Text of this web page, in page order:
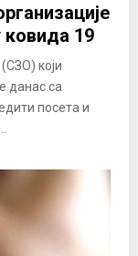
ковида 19
који
данас са
посета и